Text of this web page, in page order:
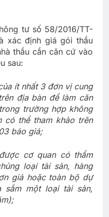
tư số 58/2016/TT-
xác định giá gói thầu
thầu cần căn cứ vào
sau:
ít nhất 3 đơn vị cung
địa bàn để làm căn
trường hợp không
thể tham khảo trên
báo giá;
cơ quan có thẩm
loại tài sản, hàng
giá hoặc toàn bộ dự
một loại tài sản,